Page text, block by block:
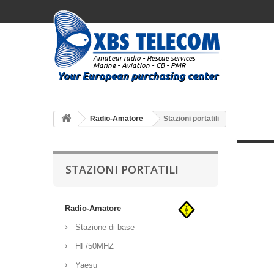
Radio-Amatore Stazioni portatili
STAZIONI PORTATILI
Radio-Amatore
Stazione di base
HF/50MHZ
Yaesu